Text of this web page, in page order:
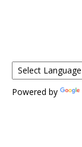
Powered by